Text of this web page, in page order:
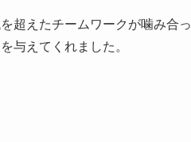
超えたチームワークが噛み合
与えてくれました。